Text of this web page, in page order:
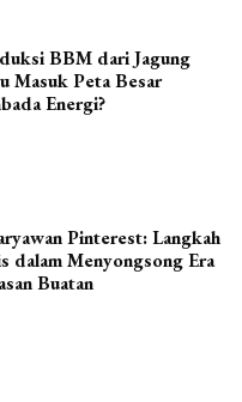
BBM dari Jagung
Masuk Peta Besar
Energi?
Pinterest: Langkah
dalam Menyongsong Era
Buatan